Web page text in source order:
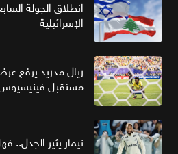
انطلاق الجولة
الإسرائيلية
ريال مدريد يرفع
مستقبل
نيمار يثير الجدل..